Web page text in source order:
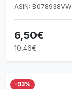
ASIN:
6,50€
10,46€
-93%